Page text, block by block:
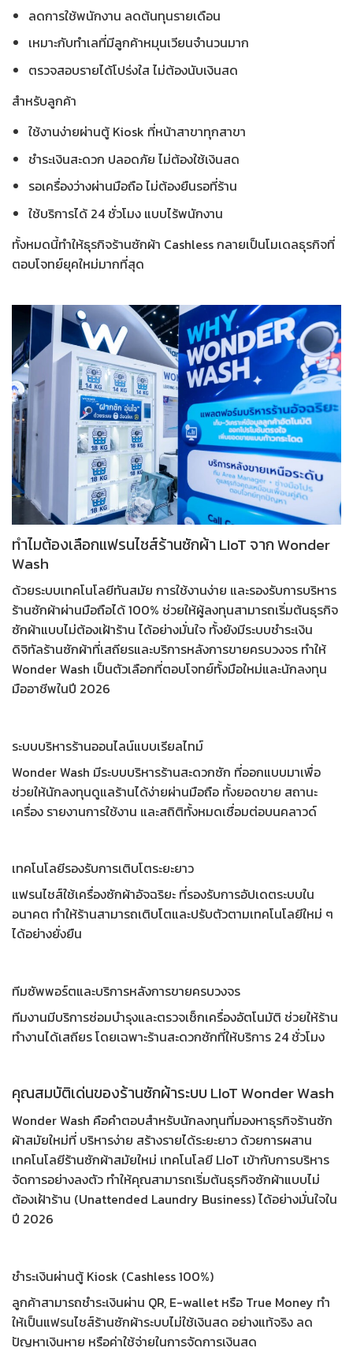
ลดการใช้พนักงาน ลดต้นทุนรายเดือน
เหมาะกับทำเลที่มีลูกค้าหมุนเวียนจำนวนมาก
ตรวจสอบรายได้โปร่งใส ไม่ต้องนับเงินสด
สำหรับลูกค้า
ใช้งานง่ายผ่านตู้ Kiosk ที่หน้าสาขาทุกสาขา
ชำระเงินสะดวก ปลอดภัย ไม่ต้องใช้เงินสด
รอเครื่องว่างผ่านมือถือ ไม่ต้องยืนรอที่ร้าน
ใช้บริการได้ 24 ชั่วโมง แบบไร้พนักงาน
ทั้งหมดนี้ทำให้ธุรกิจร้านซักผ้า Cashlessกลายเป็นโมเดลธุรกิจที่
ตอบโจทย์ยุคใหม่มากที่สุด
ทำไมต้องเลือกแฟรนไชส์ร้านซักผ้า LIoT จาก Wonder
Wash
ด้วยระบบเทคโนโลยีทันสมัย การใช้งานง่าย และรองรับการบริหาร
ร้านซักผ้าผ่านมือถือได้ 100% ช่วยให้ผู้ลงทุนสามารถเริ่มต้นธุรกิจ
ซักผ้าแบบไม่ต้องเฝ้าร้าน ได้อย่างมั่นใจ ทั้งยังมีระบบชำระเงิน
ดิจิทัลร้านซักผ้าที่เสถียรและบริการหลังการขายครบวงจร ทำให้
Wonder Wash เป็นตัวเลือกที่ตอบโจทย์ทั้งมือใหม่และนักลงทุน
มืออาชีพในปี 2026
ระบบบริหารร้านออนไลน์แบบเรียลไทม์
Wonder Wash มีระบบบริหารร้านสะดวกซัก ที่ออกแบบมาเพื่อ
ช่วยให้นักลงทุนดูแลร้านได้ง่ายผ่านมือถือ ทั้งยอดขาย สถานะ
เครื่อง รายงานการใช้งาน และสถิติทั้งหมดเชื่อมต่อบนคลาวด์
เทคโนโลยีรองรับการเติบโตระยะยาว
แฟรนไชส์ใช้เครื่องซักผ้าอัจฉริยะ ที่รองรับการอัปเดตระบบใน
อนาคต ทำให้ร้านสามารถเติบโตและปรับตัวตามเทคโนโลยีใหม่ ๆ
ได้อย่างยั่งยืน
ทีมซัพพอร์ตและบริการหลังการขายครบวงจร
ทีมงานมีบริการซ่อมบำรุงและตรวจเช็กเครื่องอัตโนมัติ ช่วยให้ร้าน
ทำงานได้เสถียร โดยเฉพาะร้านสะดวกซักที่ให้บริการ 24 ชั่วโมง
คุณสมบัติเด่นของร้านซักผ้าระบบ LIoT Wonder Wash
Wonder Wash คือคำตอบสำหรับนักลงทุนที่มองหาธุรกิจร้านซัก
ผ้าสมัยใหม่ที่ บริหารง่าย สร้างรายได้ระยะยาว ด้วยการผสาน
เทคโนโลยีร้านซักผ้าสมัยใหม่ เทคโนโลยี LIoT เข้ากับการบริหาร
จัดการอย่างลงตัว ทำให้คุณสามารถเริ่มต้นธุรกิจซักผ้าแบบไม่
ต้องเฝ้าร้าน (Unattended Laundry Business) ได้อย่างมั่นใจใน
ปี 2026
ชำระเงินผ่านตู้ Kiosk (Cashless 100%)
ลูกค้าสามารถชำระเงินผ่าน QR, E-wallet หรือ True Money ทำ
ให้เป็นแฟรนไชส์ร้านซักผ้าระบบไม่ใช้เงินสด อย่างแท้จริง ลด
ปัญหาเงินหาย หรือค่าใช้จ่ายในการจัดการเงินสด